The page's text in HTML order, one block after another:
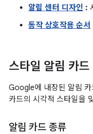
알림 센터 디자인 :
동작 상호작용 순서
스타일 알림 카드
Google에 내장된 알림
카드의 시각적 스타일을
알림 카드 종류